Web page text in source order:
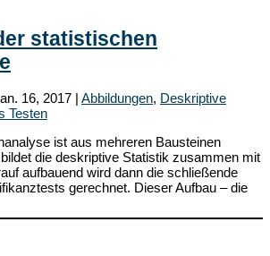
statistischen
16, 2017 | Abbildungen, Deskriptive
Testen
ist aus mehreren Bausteinen
die deskriptive Statistik zusammen mit
aufbauend wird dann die schließende
gerechnet. Dieser Aufbau – die